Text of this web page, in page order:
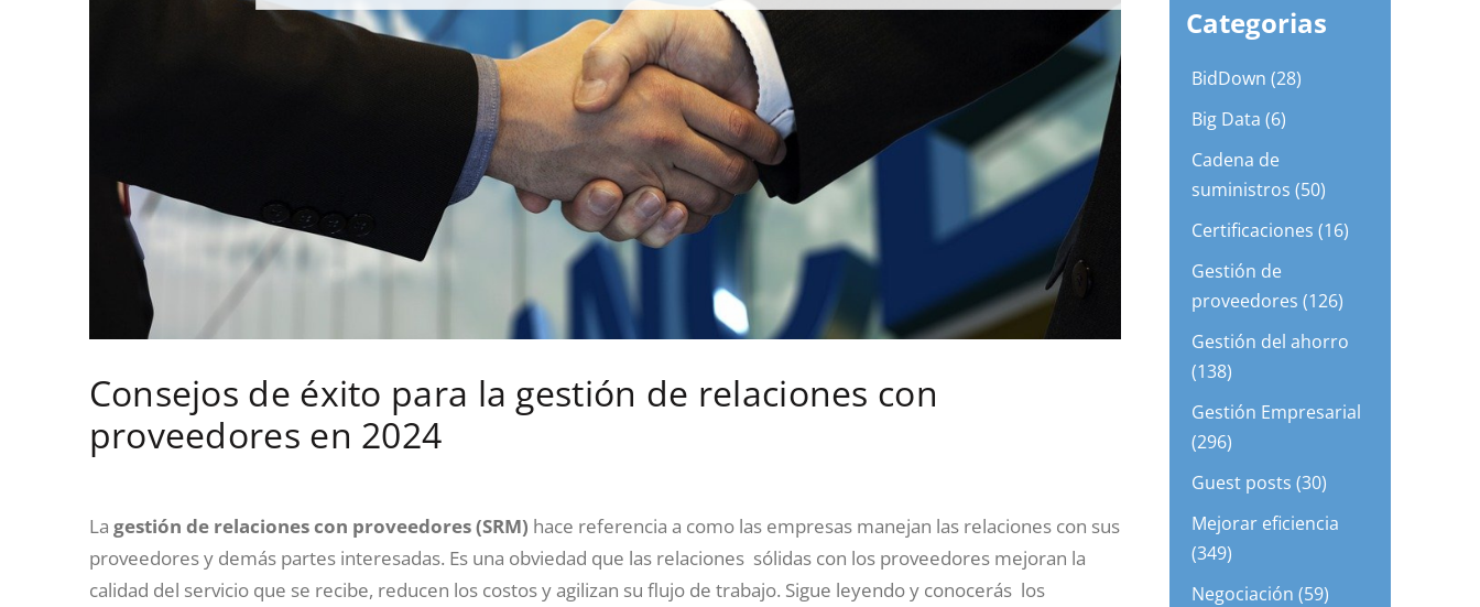
Consejos de éxito para la gestión de relaciones con
proveedores en 2024
La gestión de relaciones con proveedores (SRM) hace referencia a como las empresas manejan las relaciones con sus
proveedores y demás partes interesadas. Es una obviedad que las relaciones sólidas con los proveedores mejoran la
calidad del servicio que se recibe, reducen los costos y agilizan su flujo de trabajo. Sigue leyendo y conocerás los
Categorias
BidDown (28)
Big Data (6)
Cadena de
suministros (50)
Certificaciones (16)
Gestión de
proveedores (126)
Gestión del ahorro
(138)
Gestión Empresarial
(296)
Guest posts (30)
Mejorar eficiencia
(349)
Negociación (59)